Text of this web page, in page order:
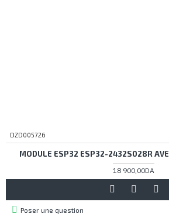
DZD005726
MODULE ESP32 ESP32-2432S028R
18 900,00DA
Poser une question